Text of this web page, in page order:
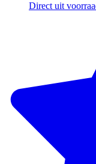
Direct uit